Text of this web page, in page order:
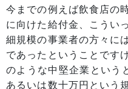
今までの例えば飲食店の
に向けた給付金、こうい
細規模の事業者の方々に
であったということです
のような中堅企業という
あるいは数十万円という